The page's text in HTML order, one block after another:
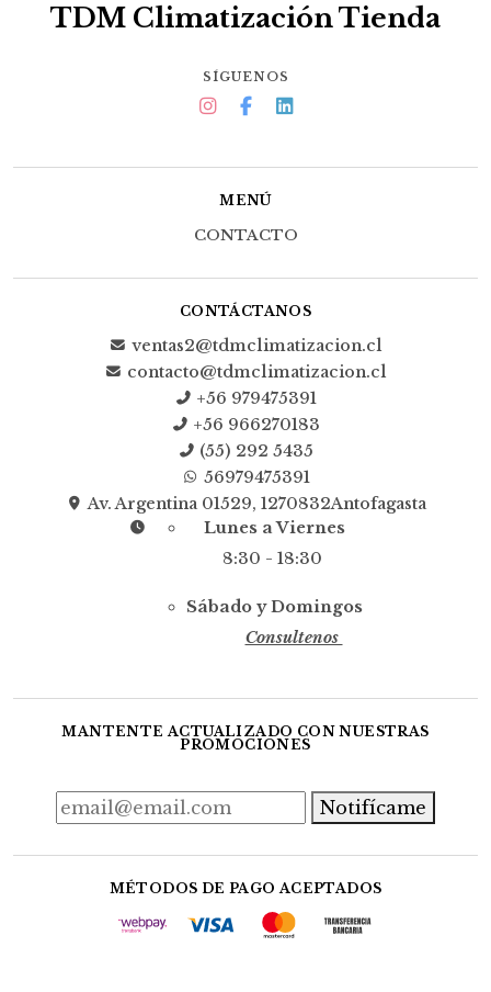
TDM Climatización Tienda
SÍGUENOS
MENÚ
CONTACTO
CONTÁCTANOS
ventas2@tdmclimatizacion.cl
contacto@tdmclimatizacion.cl
+56 979475391
+56 966270183
(55) 292 5435
56979475391
Av. Argentina 01529, 1270832Antofagasta
Lunes a Viernes
8:30 - 18:30
Sábado y Domingos
Consultenos
MANTENTE ACTUALIZADO CON NUESTRAS
PROMOCIONES
Notifícame
MÉTODOS DE PAGO ACEPTADOS